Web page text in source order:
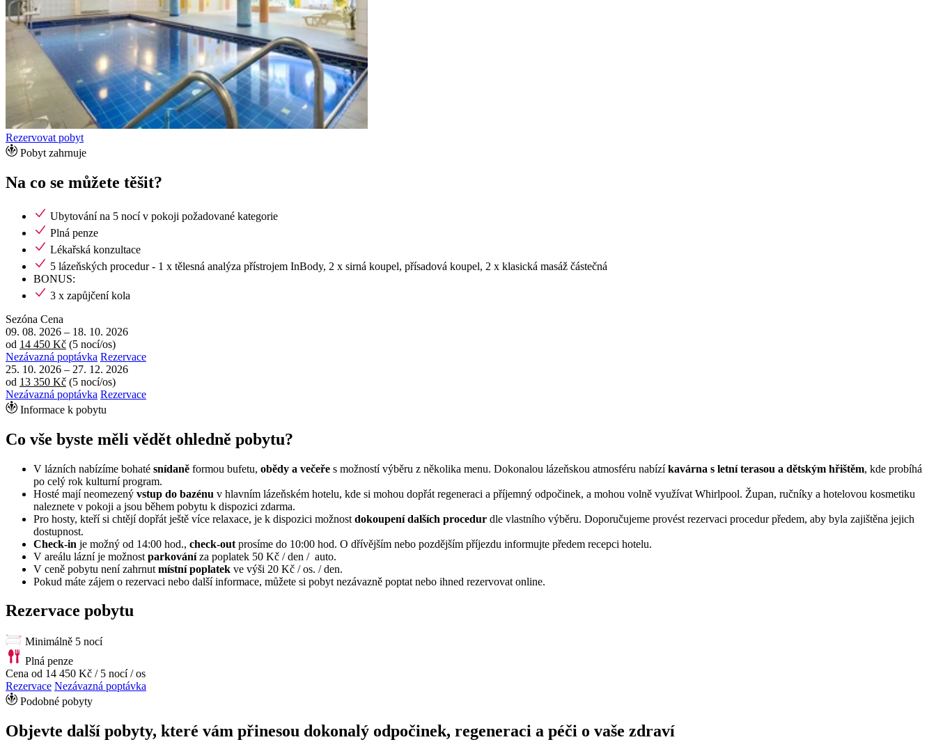
Rezervovat pobyt
Pobyt zahrnuje
Na co se můžete těšit?
Ubytování na 5 nocí v pokoji požadované kategorie
Plná penze
Lékařská konzultace
5 lázeňských procedur - 1 x tělesná analýza přístrojem InBody, 2 x sirná koupel, přísadová koupel, 2 x klasická masáž částečná
BONUS:
3 x zapůjčení kola
Sezóna Cena
09. 08. 2026 – 18. 10. 2026
od 14 450 Kč (5 nocí/os)
Nezávazná poptávka Rezervace
25. 10. 2026 – 27. 12. 2026
od 13 350 Kč (5 nocí/os)
Nezávazná poptávka Rezervace
Informace k pobytu
Co vše byste měli vědět ohledně pobytu?
V lázních nabízíme bohaté snídaně formou bufetu, obědy a večeře s možností výběru z několika menu. Dokonalou lázeňskou atmosféru nabízíkavárna s letní terasou a dětským hřištěm, kde probíhá
po celý rok kulturní program.
Hosté mají neomezený vstup do bazénu v hlavním lázeňském hotelu, kde si mohou dopřát regeneraci a příjemný odpočinek, a mohou volně využívat Whirlpool. Župan, ručníky a hotelovou kosmetiku
naleznete v pokoji a jsou během pobytu k dispozici zdarma.
Pro hosty, kteří si chtějí dopřát ještě více relaxace, je k dispozici možnost dokoupení dalších procedur dle vlastního výběru. Doporučujeme provést rezervaci procedur předem, aby byla zajištěna jejich
dostupnost.
Check-in je možný od 14:00 hod., check-out prosíme do 10:00 hod. O dřívějším nebo pozdějším příjezdu informujte předem recepci hotelu.
V areálu lázní je možnost parkováníza poplatek 50 Kč / den / auto.
V ceně pobytu není zahrnut místní poplatek ve výši 20 Kč / os. / den.
Pokud máte zájem o rezervaci nebo další informace, můžete si pobyt nezávazně poptat nebo ihned rezervovat online.
Rezervace pobytu
Minimálně 5 nocí
Plná penze
Cena od 14 450 Kč / 5 nocí / os
Rezervace Nezávazná poptávka
Podobné pobyty
Objevte další pobyty, které vám přinesou dokonalý odpočinek, regeneraci a péči o vaše zdraví